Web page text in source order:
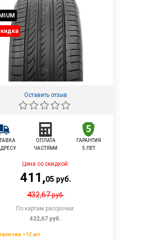
Оставить отзыв
ОПЛАТА
ЧАСТЯМИ
ГАРАНТИЯ
5 ЛЕТ
Цена со скидкой:
411 ,05руб.
432,67руб.
По картам рассрочки:
432,67 руб.
>12 шт.